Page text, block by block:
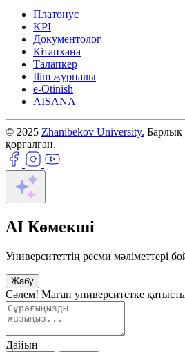
Платонус
KPI
Документолог
Кітапхана
Талапкер
Ilim журналы
e-Otinish
AISANA
© 2025 Zhanibekov University. Барлық
қорғалған.
AI Көмекші
Университеттің ресми мәліметтері
Жабу
Сәлем! Маған университетке
Дайын